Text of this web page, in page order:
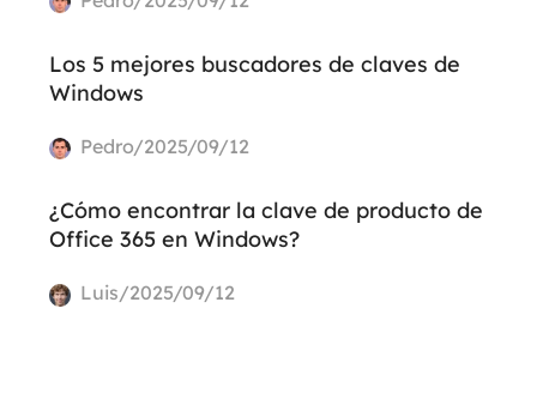
Los 5 mejores buscadores de claves de
Windows
Pedro/2025/09/12
¿Cómo encontrar la clave de producto de
Office 365 en Windows?
Luis/2025/09/12